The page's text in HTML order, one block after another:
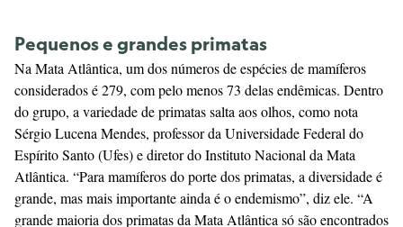
Pequenos e grandes primatas
Na Mata Atlântica, um dos números de espécies de mamíferos
considerados é 279, com pelo menos 73 delas endêmicas. Dentro
do grupo, a variedade de primatas salta aos olhos, como nota
Sérgio Lucena Mendes, professor da Universidade Federal do
Espírito Santo (Ufes) e diretor do Instituto Nacional da Mata
Atlântica. “Para mamíferos do porte dos primatas, a diversidade é
grande, mas mais importante ainda é o endemismo”, diz ele. “A
grande maioria dos primatas da Mata Atlântica só são encontrados